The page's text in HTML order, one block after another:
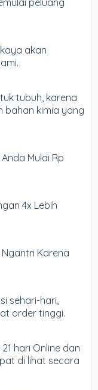
peluang
akan
tubuh, karena
bahan kimia yang
Mulai Rp
4x Lebih
Karena
sehari-hari,
order tinggi.
hari Online dan
di lihat secara